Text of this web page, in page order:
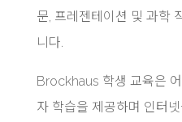
문, 프레젠테이션 및 과학
니다.
Brockhaus 학생 교육은
자 학습을 제공하며 인터